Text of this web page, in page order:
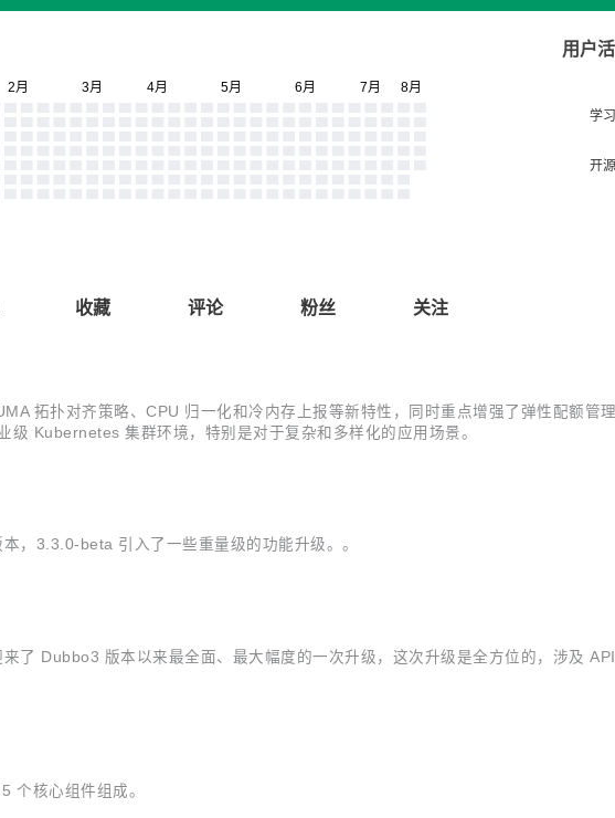
用户
收藏 评论 粉丝 关注
拓扑对齐策略、CPU 归一化和冷内存上报等新特性，同时重点增强了弹性配额管
Kubernetes 集群环境，特别是对于复杂和多样化的应用场景。
，3.3.0-beta 引入了一些重量级的功能升级。。
了 Dubbo3 版本以来最全面、最大幅度的一次升级，这次升级是全方位的，涉及
个核心组件组成。